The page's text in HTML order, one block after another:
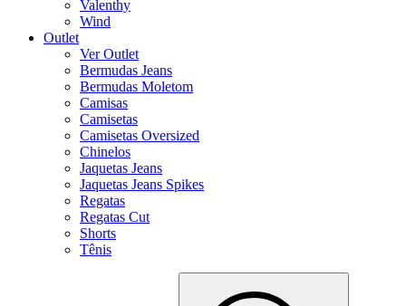
Valenthy
Wind
Outlet
Ver Outlet
Bermudas Jeans
Bermudas Moletom
Camisas
Camisetas
Camisetas Oversized
Chinelos
Jaquetas Jeans
Jaquetas Jeans Spikes
Regatas
Regatas Cut
Shorts
Tênis